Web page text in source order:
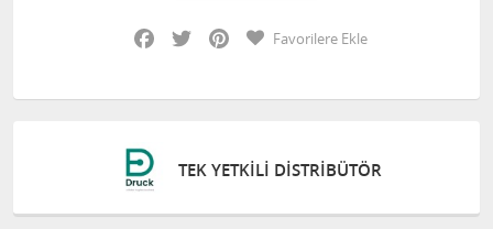
Facebook
Twitter PinterestFavorilere Ekle
TEK YETKILI DISTRIBÜTÖR